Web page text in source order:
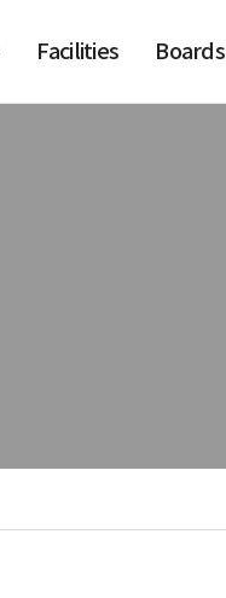
Facilities Boards